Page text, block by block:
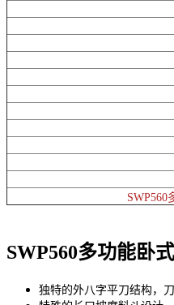
SWP560
SWP560多功能卧
独特的外八字平刀结构，